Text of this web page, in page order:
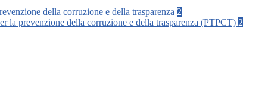
della corruzione e della trasparenza 2
la prevenzione della corruzione e della trasparenza (PTPCT) 2